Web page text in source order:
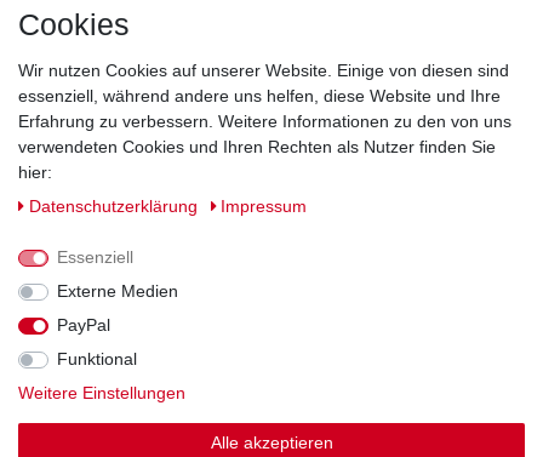
Direkt vom Hersteller
Lagerware
Barrierefreiheitserklärung
Cookies
Wir nutzen Cookies auf unserer Website. Einige von diesen sind
essenziell, während andere uns helfen, diese Website und Ihre
Erfahrung zu verbessern. Weitere Informationen zu den von uns
verwendeten Cookies und Ihren Rechten als Nutzer finden Sie
hier:
Daten­schutz­erklärung
Impressum
Essenziell
Externe Medien
PayPal
Funktional
Weitere Einstellungen
Alle akzeptieren